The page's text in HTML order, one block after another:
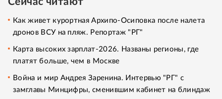
Как живет курортная Архипо-Осиповка после налета
дронов ВСУ на пляж. Репортаж "РГ"
Карта высоких зарплат-2026. Названы регионы, где
платят больше, чем в Москве
Война и мир Андрея Заренина. Интервью "РГ" с
замглавы Минцифры, сменившим кабинет на блиндаж